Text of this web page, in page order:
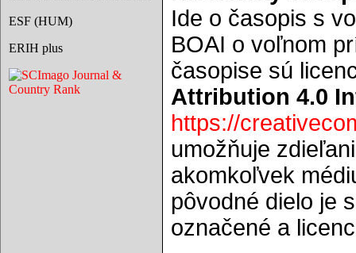
ESF (HUM)
ERIH plus
Ide o časopis s
BOAI o voľnom
časopise sú
Attribution 4.0
https://
umožňuje
akomkoľvek
pôvodné dielo je
označené a